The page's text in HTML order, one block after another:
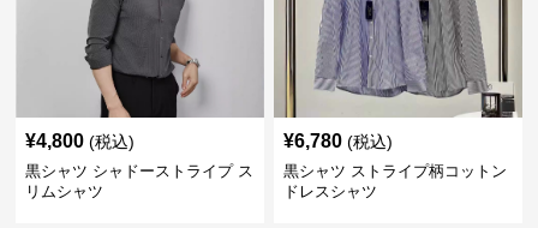
¥4,800 (税込)
黒シャツ シャドーストライプ ス
リムシャツ
¥6,780 (税込)
黒シャツ ストライプ柄コットン
ドレスシャツ